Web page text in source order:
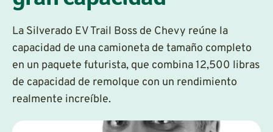
La Silverado EV Trail Boss de Chevy reúne la
capacidad de una camioneta de tamaño completo
en un paquete futurista, que combina 12,500 libras
de capacidad de remolque con un rendimiento
realmente increíble.